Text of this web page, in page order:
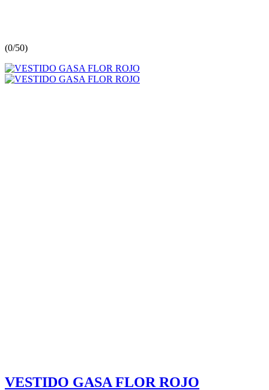
(0/50)
VESTIDO GASA FLOR ROJO